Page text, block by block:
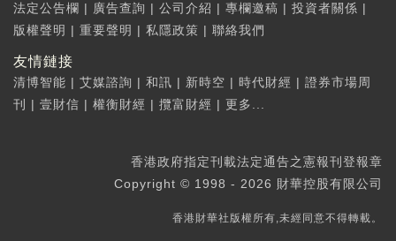
法定公告欄 | 廣告查詢 | 公司介紹 | 專欄邀稿 | 投資者關係 |
版權聲明 | 重要聲明 | 私隱政策 | 聯絡我們
友情鏈接
清博智能 | 艾媒諮詢 | 和訊 | 新時空 | 時代財經 | 證券市場周
刊
| 壹財信 | 權衡財經 | 攬富財經 | 更多...
香港政府指定刊載法定通告之憲報刊登報章
Copyright © 1998 - 2026 財華控股有限公司
香港財華社版權所有,未經同意不得轉載。